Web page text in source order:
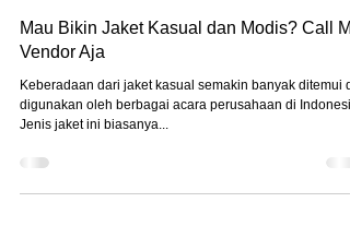
Sep 29, 2022
Mau Bikin Jaket Kasual dan Modis? Call
Vendor Aja
Keberadaan dari jaket kasual semakin banyak ditemui
Jenis jaket ini biasanya...